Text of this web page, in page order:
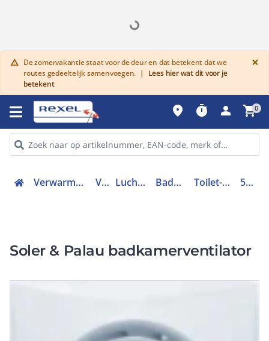
warning De zomervakantie staat voor de deur en dat betekent dat we
routes gedeeltelijk samenvoegen. |
Lees hier wat dit voor je
betekent
×
place timer person shopping_cart0
Verwarmen, Koelen en Ventileren Ventilatie Luchtafvoersysteem Badkamerventilator Toilet-/doucheventilator 5210424700
Soler & Palau badkamerventilator